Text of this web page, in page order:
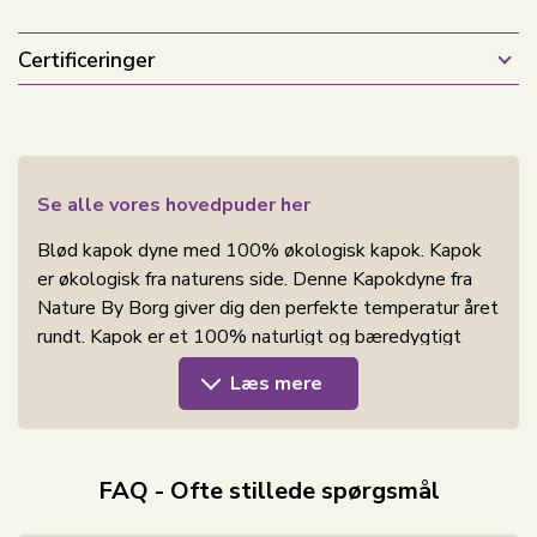
Certificeringer
Se alle vores hovedpuder her
Blød kapok dyne med 100% økologisk kapok. Kapok
er økologisk fra naturens side. Denne Kapokdyne fra
Nature By Borg giver dig den perfekte temperatur året
rundt. Kapok er et 100% naturligt og bæredygtigt
fiber, der kommer fra frøene i kapoktræet. Kapok er et
let, blødt og naturligt materiale, fyldt med gode
egenskaber, der gør det ideelt til dyner.
holder dig varm på kolde nætter og kølig, når det er
varmt. Det er også åndbart og leder fugt væk fra
Læs mere
FAQ - Ofte stillede spørgsmål